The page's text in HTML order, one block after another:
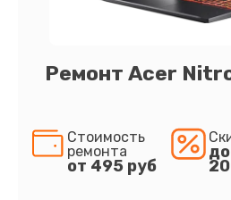
Ремонт Acer Nitro
Стоимость
ремонта
от 495 руб
до